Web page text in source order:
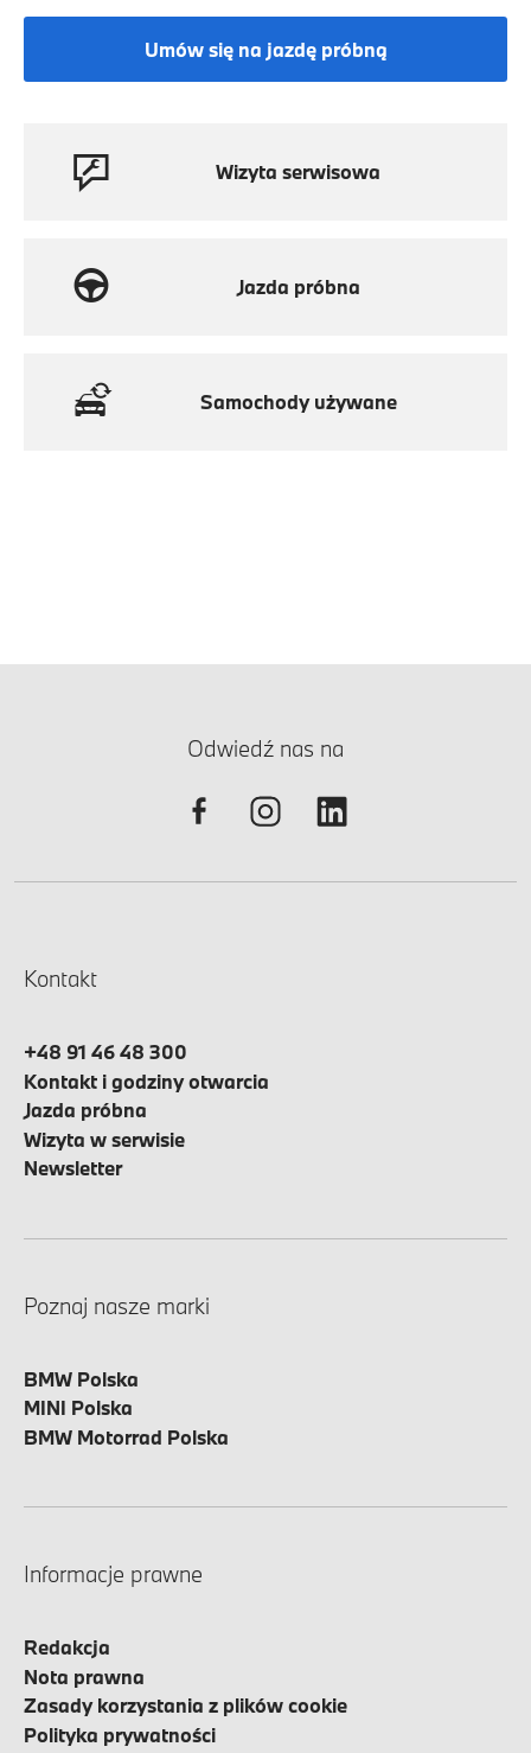
Umów się na jazdę próbną
Wizyta serwisowa
Jazda próbna
Samochody używane
Odwiedź nas na
Kontakt
+48 91 46 48 300
Kontakt i godziny otwarcia
Jazda próbna
Wizyta w serwisie
Newsletter
Poznaj nasze marki
BMW Polska
MINI Polska
BMW Motorrad Polska
Informacje prawne
Redakcja
Nota prawna
Zasady korzystania z plików cookie
Polityka prywatności